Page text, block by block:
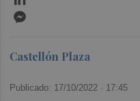
Castellón Plaza
Publicado: 17/10/2022 · 17:45